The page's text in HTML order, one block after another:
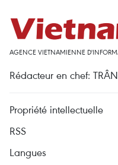
AGENCE VIETNAMIENNE
Rédacteur en chef:
Propriété intellectuelle
RSS
Langues